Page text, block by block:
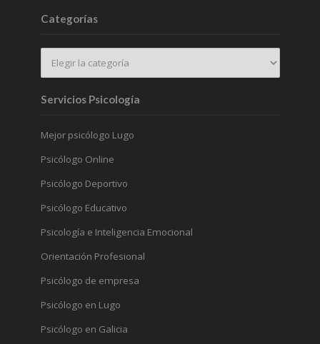
Categorías
Servicios Psicología
Mejor psicólogo Lugo
Psicólogo Online
Psicólogo Deportivo
Psicólogo Educativo
Psicología e Inteligencia Emocional
Orientación Profesional
Psicólogo de empresa
Psicólogo en Lugo
Psicólogo en Galicia